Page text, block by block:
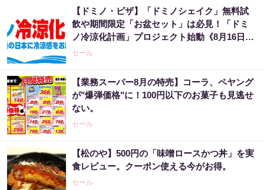
【ドミノ・ピザ】「ドミノシェイク」無料試
飲や期間限定「お盆セット」は必見！「ドミ
ノ冷涼化計画」プロジェクト始動《8月16日ま
で》
セール
【業務スーパー8月の特売】コーラ、ペヤング
が"爆弾価格"に！100円以下のお菓子も見逃せ
ない。
セール
【松のや】500円の「味噌ロースかつ丼」を実
食レビュー。クーポン使える今がお得。
セール